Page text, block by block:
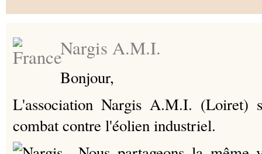
Nargis A.M.I.
Bonjour,
L'association Nargis A.M.I. (Loiret)
combat contre l'éolien industriel.